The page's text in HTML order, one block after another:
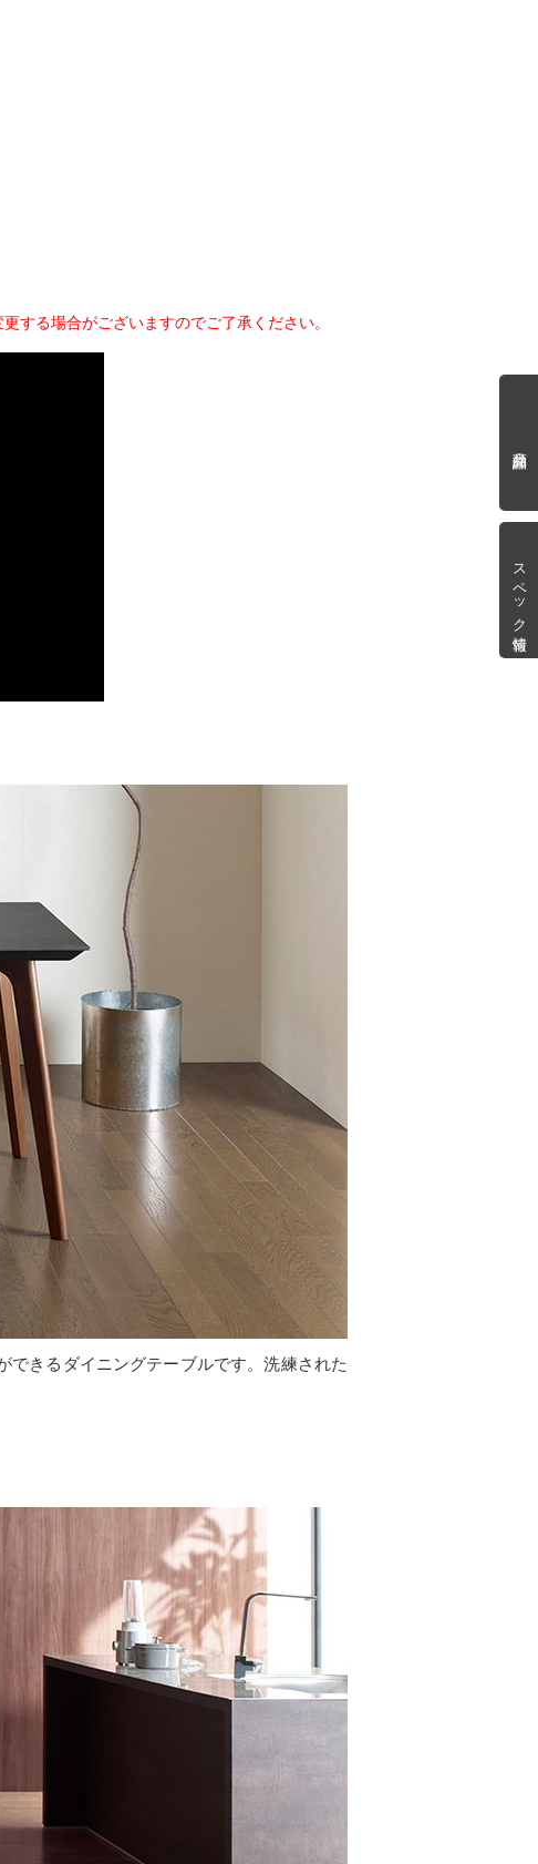
スペック情報
する場合がございますのでご了承ください。
きるダイニングテーブルです。洗練された